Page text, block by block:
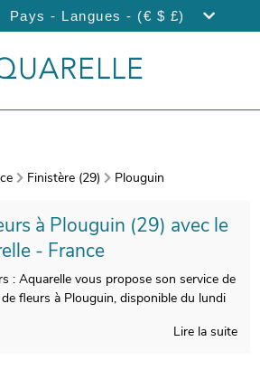
Pays - Langues - (€ $ £)
Finistère (29) Plouguin
à Plouguin (29) avec le
- France
: Aquarelle vous propose son service de
fleurs à Plouguin, disponible du lundi
Lire la suite